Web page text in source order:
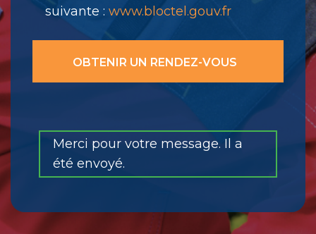
suivante : www.bloctel.gouv.fr
Merci pour votre message. Il a
été envoyé.